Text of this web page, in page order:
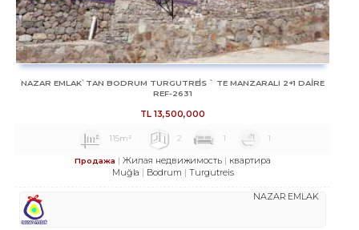
NAZAR EMLAK`TAN BODRUM TURGUTREİS ` TE MANZARALI 2+1 DAİRE
REF-2631
TL 13,500,000
115m² 2 1 1
Продажа Жилая недвижимость
квартира
Muğla
Bodrum Turgutreis
NAZAR EMLAK